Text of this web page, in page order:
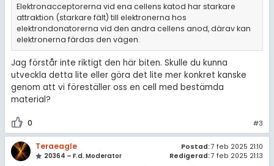
Elektronacceptorerna vid ena cellens katod har starkare
attraktion (starkare fält) till elektronerna hos
elektrondonatorerna vid den andra cellens anod, därav kan
elektronerna färdas den vägen.
Jag förstår inte riktigt den här biten. Skulle du kunna
utveckla detta lite eller göra det lite mer konkret kanske
genom att vi föreställer oss en cell med bestämda
material?
0 #3
Teraeagle
20364 – F.d. Moderator
Postad:7 feb 2025 21:10
Redigerad:7 feb 2025 21:13